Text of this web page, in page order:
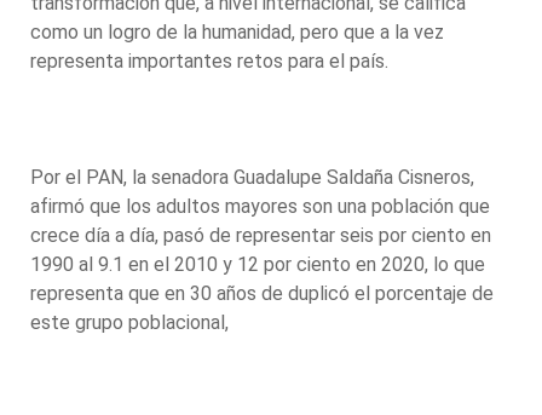
como un logro de la humanidad, pero que a la vez
representa importantes retos para el país.
Por el PAN, la senadora Guadalupe Saldaña Cisneros,
afirmó que los adultos mayores son una población que
crece día a día, pasó de representar seis por ciento en
1990 al 9.1 en el 2010 y 12 por ciento en 2020, lo que
representa que en 30 años de duplicó el porcentaje de
este grupo poblacional,